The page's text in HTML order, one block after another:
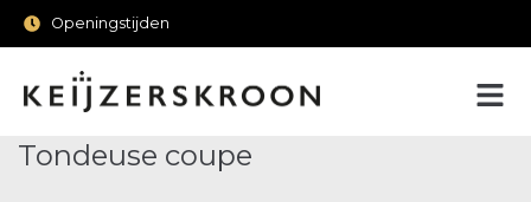
Openingstijden
Tondeuse coupe